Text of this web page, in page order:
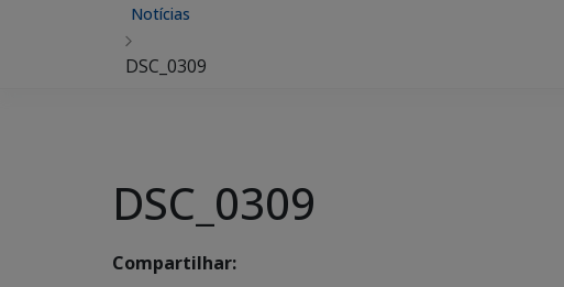
Notícias
DSC_0309
DSC_0309
Compartilhar: